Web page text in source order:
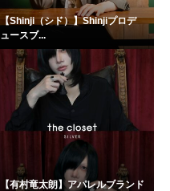
【Shinji（シド）】Shinjiプロデ
ュースブ...
【有村竜太朗】アパレルブランド